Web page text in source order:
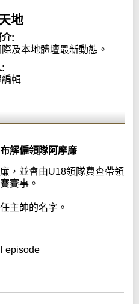
地
:
及本地體壇最新動態。
:
輯
解僱領隊阿摩廉
，並會由U18領隊費查帶領
賽事。
主帥的名字。
episode